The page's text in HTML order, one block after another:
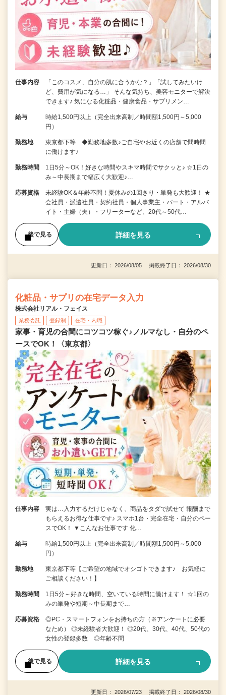
仕事内容
「このコスメ、自分の肌に合うかな？」「試してみたいけ
ど、費用が気になる…」 そんな気持ち、美容モニターで解決
できます♪ 気になる化粧品・健康食品・サプリメン…
給与
時給1,500円以上（完全出来高制／時間額1,500円～5,000
円）
勤務地
東京都下等 ◆勤務地多数♪ご自宅やお近くの店舗で間時間
に働けます♪
勤務時間
1日5分～OK！好きな時間やスキマ時間でサクッと♪ ☆1日の
み～中長期まで幅広く大歓迎♪…
応募資格
未経験OK＆年齢不問！夏休みの1回きり・単発も大歓迎！ ★
会社員・派遣社員・契約社員・個人事業主・パート・アルバ
イト・主婦（夫）・フリーターなど、20代～50代…
後で見る 詳細を見る
更新日： 2026/08/05 掲載終了日： 2026/08/30
化粧品・サプリの在宅データ入力
株式会社リアル・フェイス
業務委託 登録制 在宅・内職
家事・育児の合間にコツコツ稼ぐ♪ノルマなし・自分のペ
ースでOK！〈東京都〉
仕事内容
実は…入力するだけじゃなく、商品をタダで試せて 報酬まで
もらえるお得な仕事です♪ スマホ1台・完全在宅・自分のペー
スでOK！ ▼こんなお仕事です 化…
給与
時給1,500円以上（完全出来高制／時間額1,500円～5,000
円）
勤務地
東京都下等【ご希望の地域でオシゴトできます♪ お気軽に
ご相談ください！】
勤務時間
1日5分～好きな時間、空いている時間に働けます！ ☆1回の
みの単発や短期～中長期まで…
応募資格
◎PC・スマートフォンをお持ちの方（※アンケートに必要
なため） ◎未経験者大歓迎！ ◎20代、30代、40代、50代の
女性の登録多数 ◎年齢不問
後で見る 詳細を見る
更新日： 2026/07/23 掲載終了日： 2026/08/30